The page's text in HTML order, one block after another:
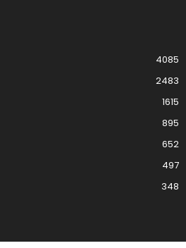
4085
2483
1615
895
652
497
348